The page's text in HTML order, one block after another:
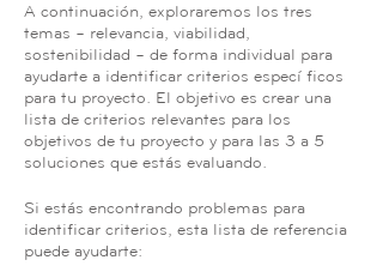
A continuación, exploraremos los tres
temas – relevancia, viabilidad,
sostenibilidad – de forma individual para
ayudarte a identificar criterios específicos
para tu proyecto. El objetivo es crear una
lista de criterios relevantes para los
objetivos de tu proyecto y para las 3 a 5
soluciones que estás evaluando.
Si estás encontrando problemas para
identificar criterios, esta lista de referencia
puede ayudarte: